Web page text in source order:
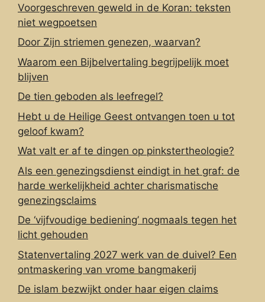
Voorgeschreven geweld in de Koran: teksten
niet wegpoetsen
Door Zijn striemen genezen, waarvan?
Waarom een Bijbelvertaling begrijpelijk moet
blijven
De tien geboden als leefregel?
Hebt u de Heilige Geest ontvangen toen u tot
geloof kwam?
Wat valt er af te dingen op pinkstertheologie?
Als een genezingsdienst eindigt in het graf: de
harde werkelijkheid achter charismatische
genezingsclaims
De ‘vijfvoudige bediening’ nogmaals tegen het
licht gehouden
Statenvertaling 2027 werk van de duivel? Een
ontmaskering van vrome bangmakerij
De islam bezwijkt onder haar eigen claims